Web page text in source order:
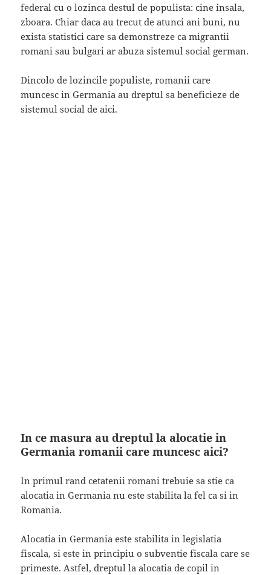
federal cu o lozinca destul de populista: cine insala,
zboara. Chiar daca au trecut de atunci ani buni, nu
exista statistici care sa demonstreze ca migrantii
romani sau bulgari ar abuza sistemul social german.
Dincolo de lozincile populiste, romanii care
muncesc in Germania au dreptul sa beneficieze de
sistemul social de aici.
In ce masura au dreptul la alocatie in
Germania romanii care muncesc aici?
In primul rand cetatenii romani trebuie sa stie ca
alocatia in Germania nu este stabilita la fel ca si in
Romania.
Alocatia in Germania este stabilita in legislatia
fiscala, si este in principiu o subventie fiscala care se
primeste. Astfel, dreptul la alocatia de copil in